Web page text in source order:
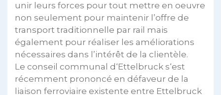
unir leurs forces pour tout mettre en oeuvre
non seulement pour maintenir l’offre de
transport traditionnelle par rail mais
également pour réaliser les améliorations
nécessaires dans l’intérêt de la clientèle.
Le conseil communal d‘Ettelbruck s‘est
récemment prononcé en défaveur de la
liaison ferroviaire existente entre Ettelbruck